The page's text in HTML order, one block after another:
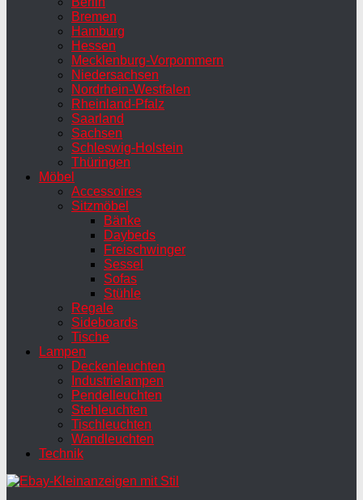
Bremen
Hamburg
Hessen
Mecklenburg-Vorpommern
Niedersachsen
Nordrhein-Westfalen
Rheinland-Pfalz
Saarland
Sachsen
Schleswig-Holstein
Thüringen
Möbel
Accessoires
Sitzmöbel
Bänke
Daybeds
Freischwinger
Sessel
Sofas
Stühle
Regale
Sideboards
Tische
Lampen
Deckenleuchten
Industrielampen
Pendelleuchten
Stehleuchten
Tischleuchten
Wandleuchten
Technik